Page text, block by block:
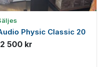
Physic Classic 20
500 kr